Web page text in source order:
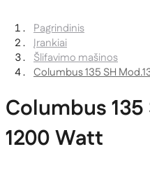
Pagrindinis
Įrankiai
Šlifavimo mašinos
Columbus 135 SH
Columbus 135
1200 Watt